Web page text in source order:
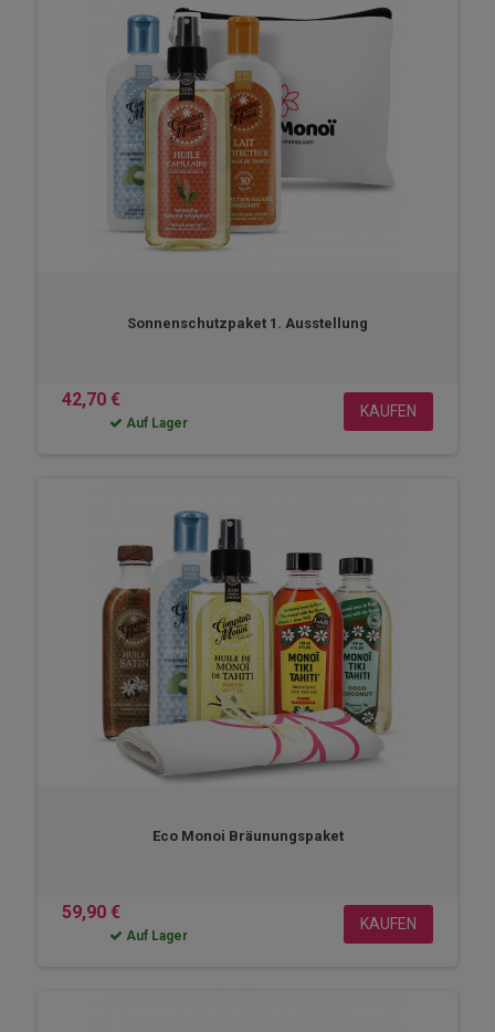
Sonnenschutzpaket 1. Ausstellung
42,70 €
Auf Lager
KAUFEN
Eco Monoi Bräunungspaket
59,90 €
Auf Lager
KAUFEN